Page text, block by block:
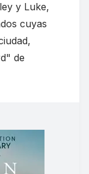
y Luke,
cuyas
de